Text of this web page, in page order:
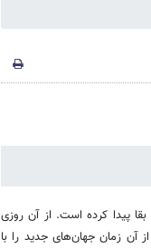
پیدا کرده است. از آن روزی
آن زمان جهان‌های جدید را با